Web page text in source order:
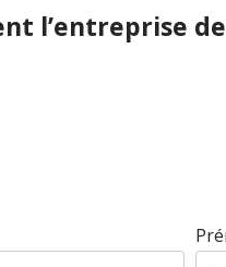
l’entreprise